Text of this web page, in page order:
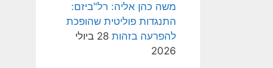
משה כהן אליה: רל"ביזם:
התנגדות פוליטית שהופכת
להפרעה בזהות
28 ביולי
2026